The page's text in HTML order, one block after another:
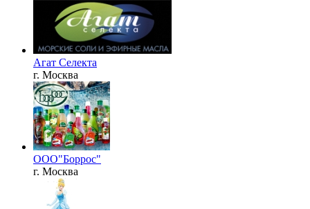
Агат Селекта
г. Москва
ООО"Боррос"
г. Москва